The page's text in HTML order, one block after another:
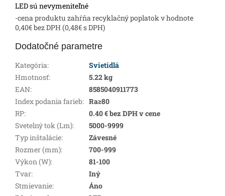
LED sú nevymeniteľné
-cena produktu zahŕňa recyklačný poplatok v hodnote
0,40€ bez DPH (0,48€ s DPH)
Dodatočné parametre
Kategória:
Svietidlá
Hmotnosť:
5.22 kg
EAN:
8585040911773
Index podania farieb: Ra≥80
RP:
0.40 € bez DPH v cene
Svetelný tok (Lm):
5000-9999
Typ inštalácie:
Závesné
Rozmer (mm):
700-999
Výkon (W):
81-100
Tvar:
Iný
Stmievanie:
Áno